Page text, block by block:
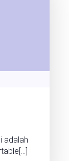
adalah